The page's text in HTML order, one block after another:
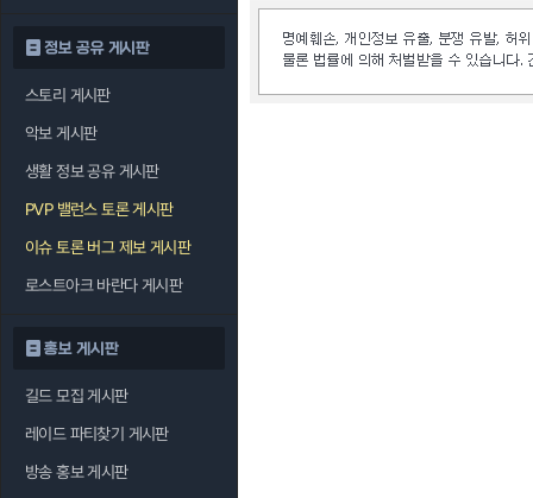
정보 공유 게시판
스토리 게시판
악보 게시판
생활 정보 공유 게시판
PVP 밸런스 토론 게시판
이슈 토론 버그 제보 게시판
로스트아크 바란다 게시판
홍보 게시판
길드 모집 게시판
레이드 파티찾기 게시판
방송 홍보 게시판